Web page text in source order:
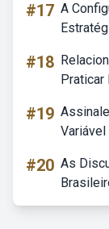
#17 A
#18
Praticar
#19
Variável
#20 As